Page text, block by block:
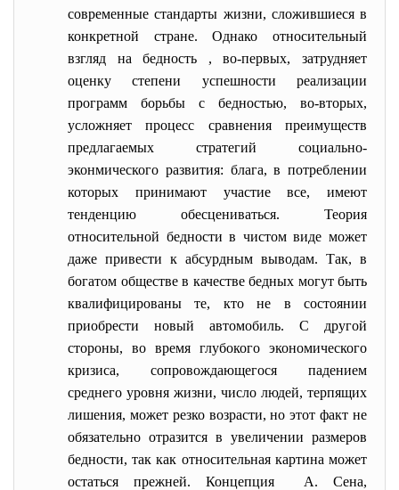
современные стандарты жизни, сложившиеся в
конкретной стране. Однако относительный
взгляд на бедность , во-первых, затрудняет
оценку степени успешности реализации
программ борьбы с бедностью, во-вторых,
усложняет процесс сравнения преимуществ
предлагаемых стратегий социально-
эконмического развития: блага, в потреблении
которых принимают участие все, имеют
тенденцию обесцениваться. Теория
относительной бедности в чистом виде может
даже привести к абсурдным выводам. Так, в
богатом обществе в качестве бедных могут быть
квалифицированы те, кто не в состоянии
приобрести новый автомобиль. С другой
стороны, во время глубокого экономического
кризиса, сопровождающегося падением
среднего уровня жизни, число людей, терпящих
лишения, может резко возрасти, но этот факт не
обязательно отразится в увеличении размеров
бедности, так как относительная картина может
остаться прежней. Концепция А. Сена,